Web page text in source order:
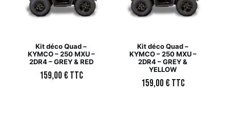
Kit déco Quad –
KYMCO – 250 MXU –
2DR4 – GREY & RED
159,00€ TTC
Kit déco Quad –
KYMCO – 250 MXU –
2DR4 – GREY &
YELLOW
159,00€ TTC